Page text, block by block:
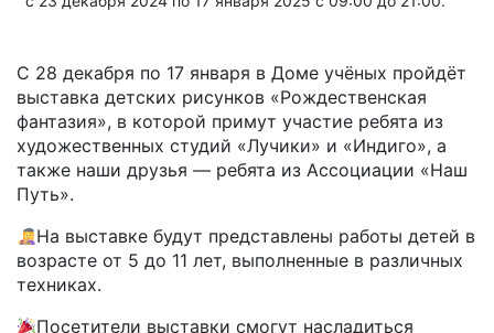
С 28 декабря по 17 января в Доме учёных пройдёт
выставка детских рисунков «Рождественская
фантазия», в которой примут участие ребята из
художественных студий «Лучики» и «Индиго», а
также наши друзья — ребята из Ассоциации «Наш
Путь».
На выставке будут представлены работы детей в
возрасте от 5 до 11 лет, выполненные в различных
техниках.
Посетители выставки смогут насладиться